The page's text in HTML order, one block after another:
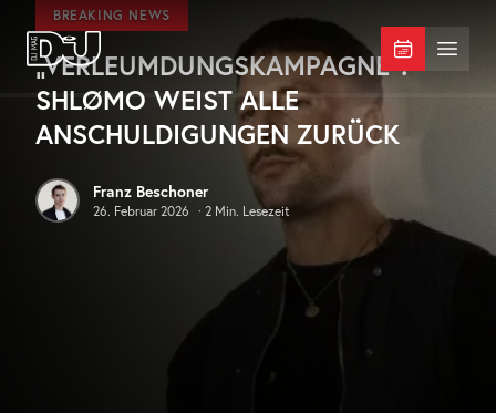
Zum Hauptinhalt springen
DJ Mag Germany Menü
BREAKING NEWS
„VERLEUMDUNGSKAMPAGNE“:
SHLØMO WEIST ALLE
ANSCHULDIGUNGEN ZURÜCK
Franz Beschoner
26. Februar 2026 · 2 Min. Lesezeit